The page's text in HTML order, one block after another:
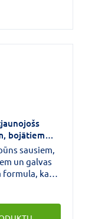
bojātiem
sausiem,
un galvas
kas
un baro.